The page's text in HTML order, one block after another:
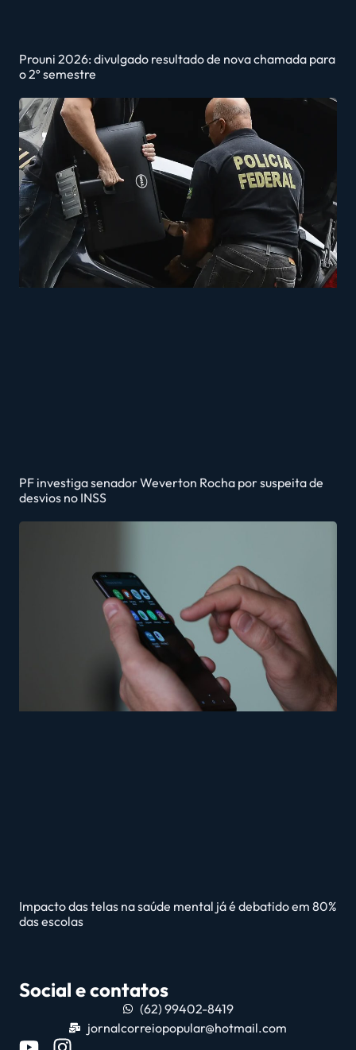
Prouni 2026: divulgado resultado de nova chamada para
o 2º semestre
PF investiga senador Weverton Rocha por suspeita de
desvios no INSS
Impacto das telas na saúde mental já é debatido em 80%
das escolas
Social e contatos
(62) 99402-8419
jornalcorreiopopular@hotmail.com